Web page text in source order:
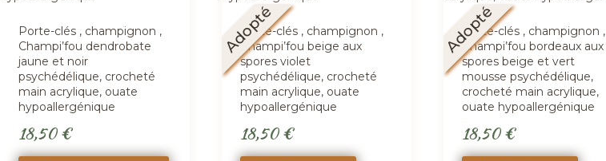
Porte-clés , champignon ,
Champi’fou dendrobate
jaune et noir
psychédélique, crocheté
main acrylique, ouate
hypoallergénique
18,50€
Adopté
Porte-clés , champignon ,
Champi’fou beige aux
spores violet
psychédélique, crocheté
main acrylique, ouate
hypoallergénique
18,50€
Adopté
Porte-clés , champignon ,
Champi’fou bordeaux aux
spores beige et vert
mousse psychédélique,
crocheté main acrylique,
ouate hypoallergénique
18,50€